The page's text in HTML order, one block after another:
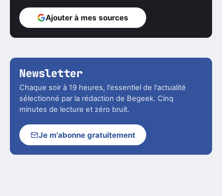
Ajouter à mes sources
Newsletter
Chaque soir à 19 heures, l'essentiel de l'actualité
sélectionné par la rédaction de Begeek. Cinq
minutes de lecture et zéro bruit.
Je m'abonne gratuitement